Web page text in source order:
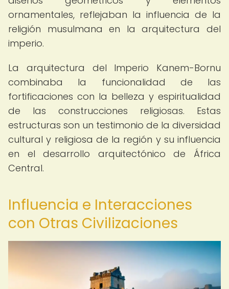
ornamentales, reflejaban la influencia de la
religión musulmana en la arquitectura del
imperio.
La arquitectura del Imperio Kanem-Bornu
combinaba la funcionalidad de las
fortificaciones con la belleza y espiritualidad
de las construcciones religiosas. Estas
estructuras son un testimonio de la diversidad
cultural y religiosa de la región y su influencia
en el desarrollo arquitectónico de África
Central.
Influencia e Interacciones
con Otras Civilizaciones